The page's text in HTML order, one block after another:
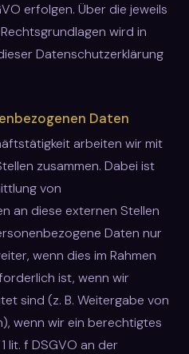
erfolgen. Über die jeweils
wird in
Datenschutzerklärung
Daten
arbeiten wir mit
zusammen. Dabei ist
von
an diese externen Stellen
Daten nur
wenn dies im Rahmen
ist, wenn wir
sind (z. B. Weitergabe von
wenn wir ein berechtigtes
lit. f DSGVO an der